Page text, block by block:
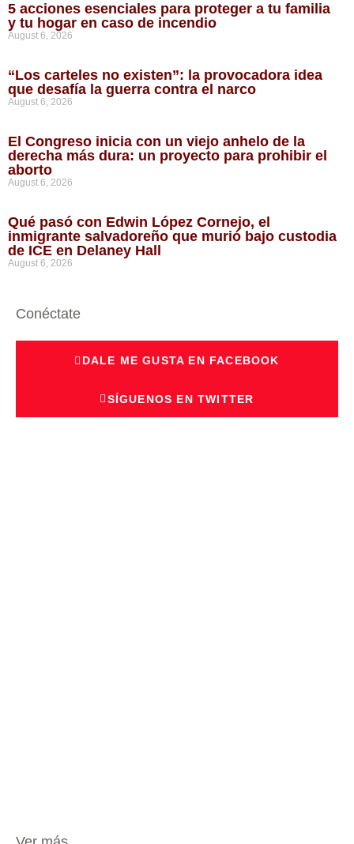
5 acciones esenciales para proteger a tu familia
y tu hogar en caso de incendio
August 6, 2026
“Los carteles no existen”: la provocadora idea
que desafía la guerra contra el narco
August 6, 2026
El Congreso inicia con un viejo anhelo de la
derecha más dura: un proyecto para prohibir el
aborto
August 6, 2026
Qué pasó con Edwin López Cornejo, el
inmigrante salvadoreño que murió bajo custodia
de ICE en Delaney Hall
August 6, 2026
Conéctate
DALE ME GUSTA EN FACEBOOK
SÍGUENOS EN TWITTER